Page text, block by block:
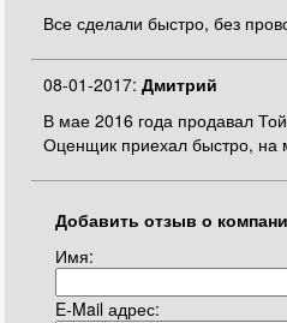
Все сделали быстро, без
08-01-2017: Дмитрий
В мае 2016 года продавал
Оценщик приехал быстро, на
Добавить отзыв о
Имя:
E-Mail адрес: